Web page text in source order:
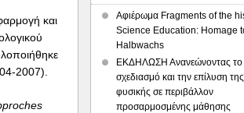
και
2007).
Αφιέρωμα Fragments of the
Science Education: Homage
Halbwachs
ΕΚΔΗΛΩΣΗ Ανανεώνοντας το
σχεδιασμό και την επίλυση
φυσικής σε περιβάλλον
προσαρμοσμένης μάθησης